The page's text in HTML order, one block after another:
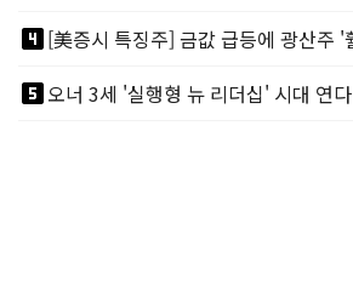
looks_4
looks_5오너 3세 '실행형 뉴 리더십' 시대 연다